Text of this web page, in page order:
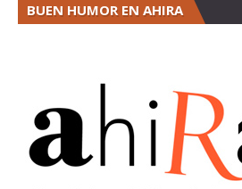
BUEN HUMOR EN AHIRA